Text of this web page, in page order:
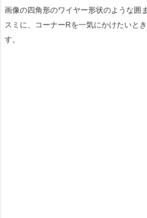
画像の四角形のワイヤー形状のような囲
スミに、コーナーRを一気にかけたいと
す。